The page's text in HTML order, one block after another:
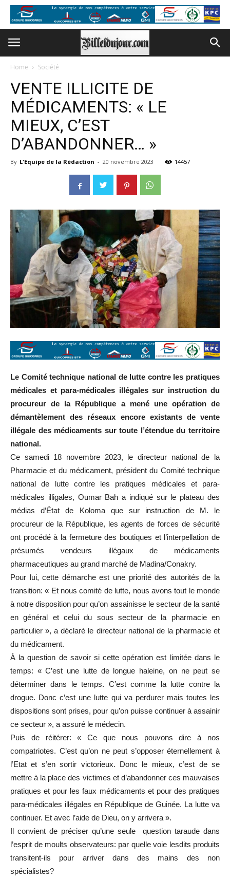
Home Société
VENTE ILLICITE DE
MÉDICAMENTS: « LE
MIEUX, C’EST
D’ABANDONNER… »
By L'Equipe de la Rédaction - 20 novembre 2023 14457
Le Comité technique national de lutte contre les pratiques
médicales et para-médicales illégales sur instruction du
procureur de la République a mené une opération de
démantèlement des réseaux encore existants de vente
illégale des médicaments sur toute l’étendue du territoire
national.
Ce samedi 18 novembre 2023, le directeur national de la
Pharmacie et du médicament, président du Comité technique
national de lutte contre les pratiques médicales et para-
médicales illigales, Oumar Bah a indiqué sur le plateau des
médias d’État de Koloma que sur instruction de M. le
procureur de la République, les agents de forces de sécurité
ont procédé à la fermeture des boutiques et l’interpellation de
présumés vendeurs illégaux de médicaments
pharmaceutiques au grand marché de Madina/Conakry.
Pour lui, cette démarche est une priorité des autorités de la
transition: « Et nous comité de lutte, nous avons tout le monde
à notre disposition pour qu’on assainisse le secteur de la santé
en général et celui du sous secteur de la pharmacie en
particulier », a déclaré le directeur national de la pharmacie et
du médicament.
À la question de savoir si cette opération est limitée dans le
temps: « C’est une lutte de longue haleine, on ne peut se
déterminer dans le temps. C’est comme la lutte contre la
drogue. Donc c’est une lutte qui va perdurer mais toutes les
dispositions sont prises, pour qu’on puisse continuer à assainir
ce secteur », a assuré le médecin.
Puis de réitérer: « Ce que nous pouvons dire à nos
compatriotes. C’est qu’on ne peut s’opposer éternellement à
l’Etat et s’en sortir victorieux. Donc le mieux, c’est de se
mettre à la place des victimes et d’abandonner ces mauvaises
pratiques et pour les faux médicaments et pour des pratiques
para-médicales illégales en République de Guinée. La lutte va
continuer. Et avec l’aide de Dieu, on y arrivera ».
Il convient de préciser qu’une seule question taraude dans
l’esprit de moults observateurs: par quelle voie lesdits produits
transitent-ils pour arriver dans des mains des non
spécialistes?